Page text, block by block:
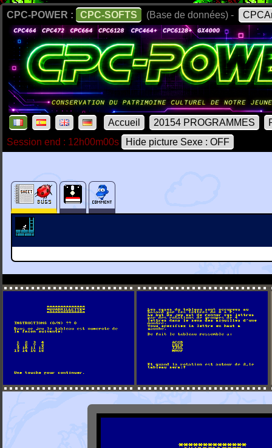
CPC-POWER : CPC-SOFTS (Base de données) -
Accueil 20154 PROGRAMMES
Session end : 12h00m00s
Hide picture Sexe : OFF